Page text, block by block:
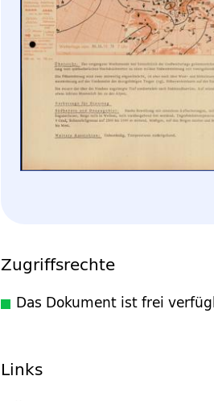
Zugriffsrechte
Das Dokument ist frei
Links